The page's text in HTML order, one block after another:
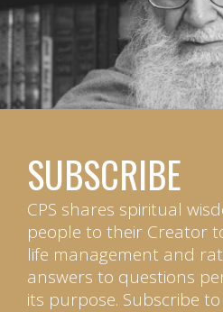
SUBSCRIBE
CPS shares spiritual
people to their Creator
life management and
answers to questions
its purpose. Subscribe